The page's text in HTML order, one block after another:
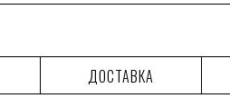
ДОСТАВКА